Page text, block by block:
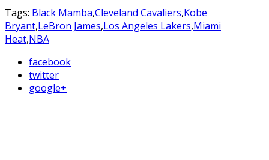
Tags: Black Mamba,Cleveland Cavaliers,Kobe
Bryant,LeBron James,Los Angeles Lakers,Miami
Heat,NBA
facebook
twitter
google+